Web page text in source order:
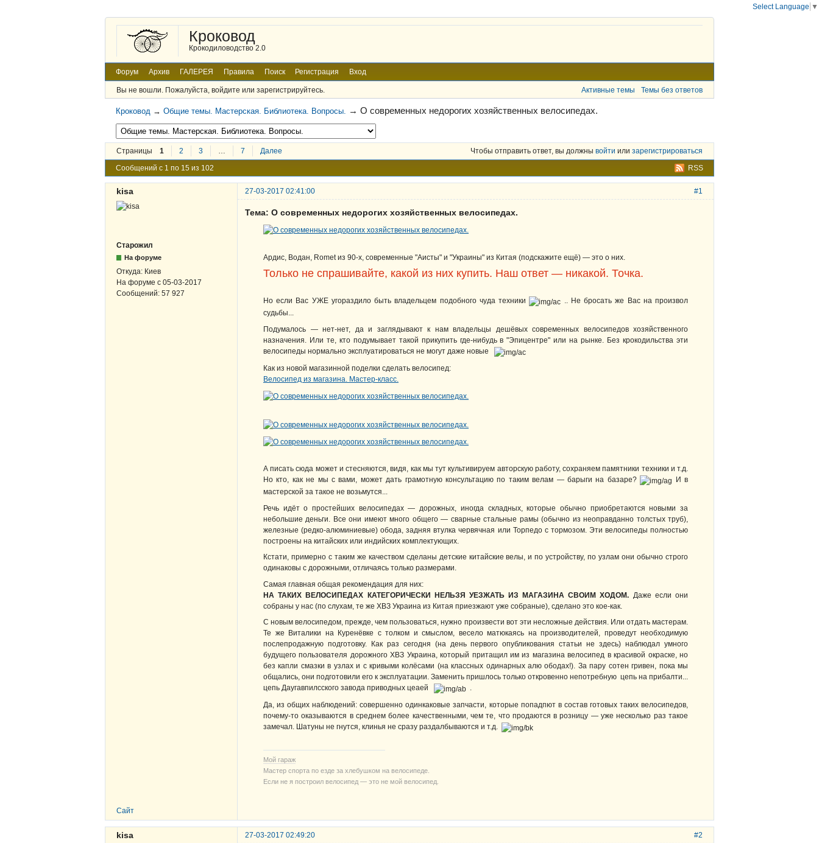
Кроковод
Крокодиловодство 2.0
Форум Архив ГАЛЕРЕЯ Правила Поиск Регистрация Вход
Вы не вошли. Пожалуйста, войдите или зарегистрируйтесь. Активные темы Темы без ответов
Кроковод →Общие темы. Мастерская. Библиотека. Вопросы. →О современных недорогих хозяйственных велосипедах.
Страницы 1 2 3 … 7 Далее Чтобы отправить ответ, вы должны войти или зарегистрироваться
RSS
Сообщений с 1 по 15 из 102
#1
kisa 27-03-2017 02:41:00
Старожил
На форуме
Откуда: Киев
На форуме с 05-03-2017
Сообщений: 57 927
Тема: О современных недорогих хозяйственных велосипедах.
Ардис, Водан, Romet из 90-х, современные "Аисты" и "Украины" из Китая (подскажите ещё) — это о них.
Только не спрашивайте, какой из них купить. Наш ответ — никакой. Точка.
Но если Вас УЖЕ угораздило быть владельцем подобного чуда техники
.. Не бросать же Вас на произвол
судьбы...
Подумалось — нет-нет, да и заглядывают к нам владельцы дешёвых современных велосипедов хозяйственного
назначения. Или те, кто подумывает такой прикупить где-нибудь в "Эпицентре" или на рынке. Без крокодильства эти
велосипеды нормально эксплуатироваться не могут даже новые
Как из новой магазинной поделки сделать велосипед:
Велосипед из магазина. Мастер-класс.
А писать сюда может и стесняются, видя, как мы тут культивируем авторскую работу, сохраняем памятники техники и т.д.
Но кто, как не мы с вами, может дать грамотную консультацию по таким велам — барыги на базаре?
И в
мастерской за такое не возьмутся...
Речь идёт о простейших велосипедах — дорожных, иногда складных, которые обычно приобретаются новыми за
небольшие деньги. Все они имеют много общего — сварные стальные рамы (обычно из неоправданно толстых труб),
железные (редко-алюминиевые) обода, задняя втулка червячная или Торпедо с тормозом. Эти велосипеды полностью
построены на китайских или индийских комплектующих.
Кстати, примерно с таким же качеством сделаны детские китайские велы, и по устройству, по узлам они обычно строго
одинаковы с дорожными, отличаясь только размерами.
Самая главная общая рекомендация для них:
НА ТАКИХ ВЕЛОСИПЕДАХ КАТЕГОРИЧЕСКИ НЕЛЬЗЯ УЕЗЖАТЬ ИЗ МАГАЗИНА СВОИМ ХОДОМ. Даже если они
собраны у нас (по слухам, те же ХВЗ Украина из Китая приезжают уже собраные), сделано это кое-как.
С новым велосипедом, прежде, чем пользоваться, нужно произвести вот эти несложные действия. Или отдать мастерам.
Те же Виталики на Куренёвке с толком и смыслом, весело матюкаясь на производителей, проведут необходимую
послепродажную подготовку. Как раз сегодня (на день первого опубликования статьи не здесь) наблюдал умного
будущего пользователя дорожного ХВЗ Украина, который притащил им из магазина велосипед в красивой окраске, но
без капли смазки в узлах и с кривыми колёсами (на классных одинарных алю ободах!). За пару сотен гривен, пока мы
общались, они подготовили его к эксплуатации. Заменить пришлось только откровенно непотребную цепь на прибалти...
цепь Даугавпилсского завода приводных цеаей
.
Да, из общих наблюдений: совершенно одинкаковые запчасти, которые попадпют в состав готовых таких велосипедов,
почему-то оказываются в среднем более качественными, чем те, что продаются в розницу — уже несколько раз такое
замечал. Шатуны не гнутся, клинья не сразу раздалбываются и т.д.
Мой гараж
Мастер спорта по езде за хлебушком на велосипеде.
Если не я построил велосипед — это не мой велосипед.
Сайт
#2
kisa 27-03-2017 02:49:20
Select Language ▼